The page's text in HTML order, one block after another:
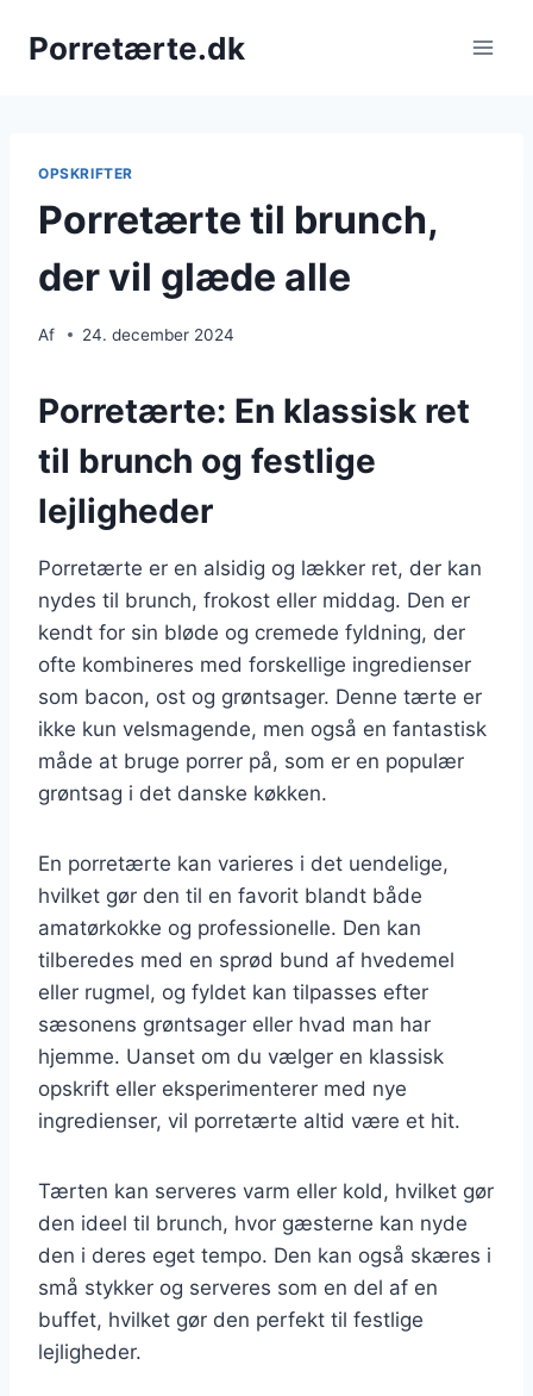
Porretærte.dk
OPSKRIFTER
Porretærte til brunch,
der vil glæde alle
Af 24. december 2024
Porretærte: En klassisk ret
til brunch og festlige
lejligheder
Porretærte er en alsidig og lækker ret, der kan
nydes til brunch, frokost eller middag. Den er
kendt for sin bløde og cremede fyldning, der
ofte kombineres med forskellige ingredienser
som bacon, ost og grøntsager. Denne tærte er
ikke kun velsmagende, men også en fantastisk
måde at bruge porrer på, som er en populær
grøntsag i det danske køkken.
En porretærte kan varieres i det uendelige,
hvilket gør den til en favorit blandt både
amatørkokke og professionelle. Den kan
tilberedes med en sprød bund af hvedemel
eller rugmel, og fyldet kan tilpasses efter
sæsonens grøntsager eller hvad man har
hjemme. Uanset om du vælger en klassisk
opskrift eller eksperimenterer med nye
ingredienser, vil porretærte altid være et hit.
Tærten kan serveres varm eller kold, hvilket gør
den ideel til brunch, hvor gæsterne kan nyde
den i deres eget tempo. Den kan også skæres i
små stykker og serveres som en del af en
buffet, hvilket gør den perfekt til festlige
lejligheder.